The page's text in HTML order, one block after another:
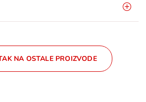
NA OSTALE PROIZVODE